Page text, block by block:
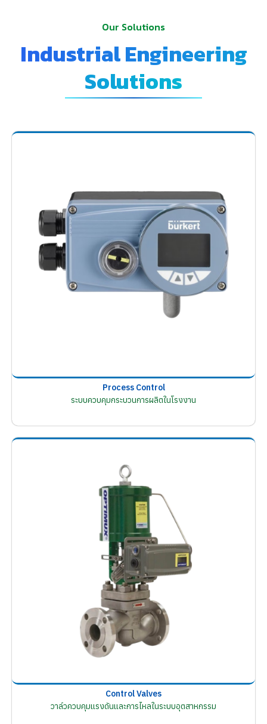
Our Solutions
Industrial Engineering
Solutions
Process Control
ระบบควบคุมกระบวนการผลิตในโรงงาน
Control Valves
วาล์วควบคุมแรงดันและการไหลในระบบอุตสาหกรรม